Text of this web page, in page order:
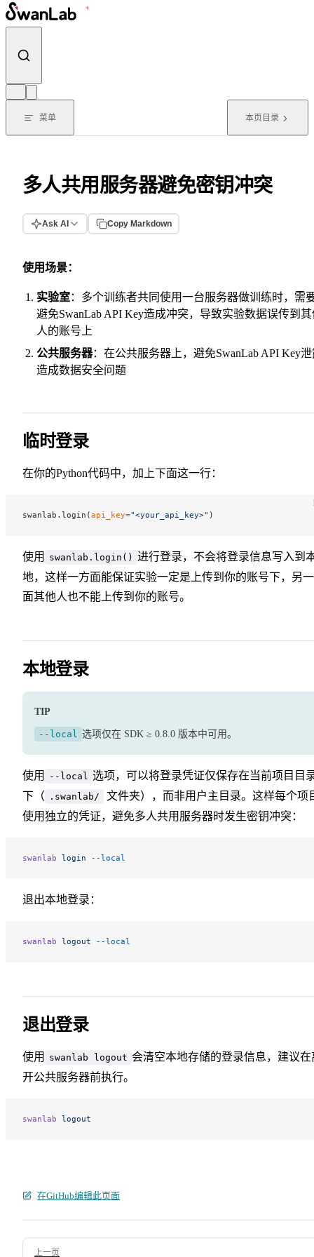
跳转到内容
菜单 本页目录
多人共用服务器避免密钥冲突
Ask AI Copy Markdown
使用场景：
实验室：多个训练者共同使用一台服务器做训练时，需
避免SwanLab API Key造成冲突，导致实验数据误传到
人的账号上
公共服务器：在公共服务器上，避免SwanLab API Key
造成数据安全问题
临时登录
在你的Python代码中，加上下面这一行：
swanlab.login(api_key="<your_api_key>" )
使用 swanlab.login() 进行登录，不会将登录信息写入到
地，这样一方面能保证实验一定是上传到你的账号下，另
面其他人也不能上传到你的账号。
本地登录
TIP
--local 选项仅在 SDK ≥ 0.8.0 版本中可用。
使用 --local 选项，可以将登录凭证仅保存在当前项目目
下（
.swanlab/
文件夹），而非用户主目录。这样每个项
使用独立的凭证，避免多人共用服务器时发生密钥冲突：
swanlab login --local
退出本地登录：
swanlab logout --local
退出登录
使用 swanlab logout 会清空本地存储的登录信息，建议在
开公共服务器前执行。
swanlab logout
在GitHub编辑此页面
Pager
上一页